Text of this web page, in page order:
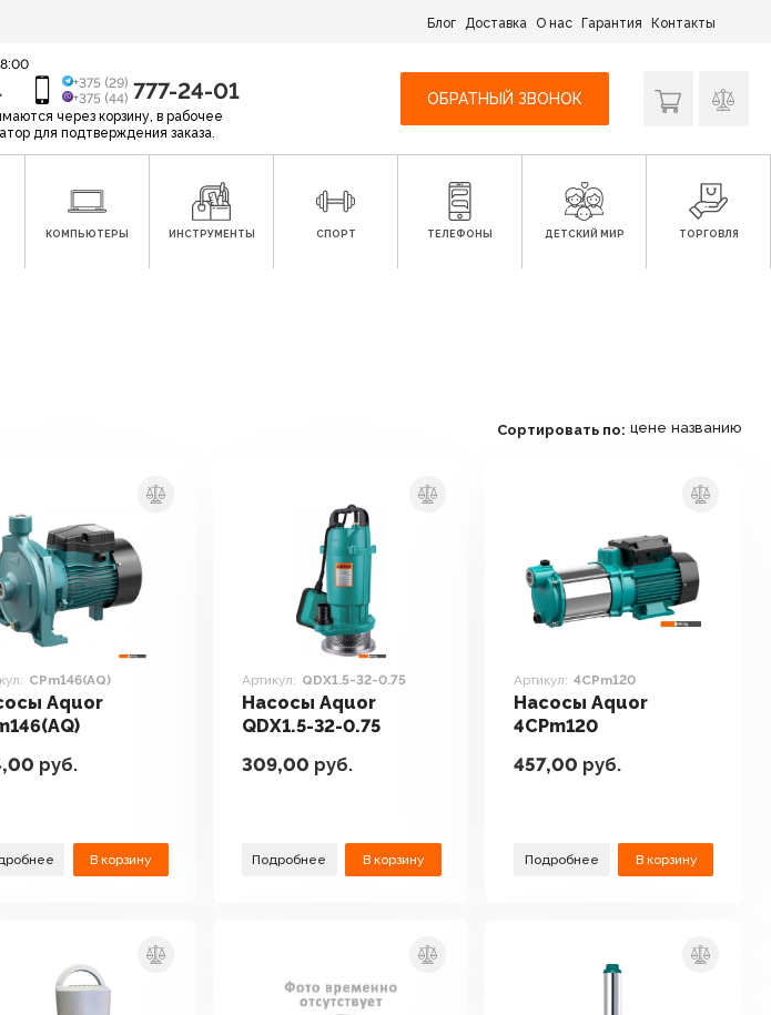
Блог Доставка О нас Гарантия Контакты
+375 (29)
+375 (44) 777-24-01
через корзину, в рабочее
для подтверждения заказа.
ОБРАТНЫЙ ЗВОНОК
КОМПЬЮТЕРЫ ИНСТРУМЕНТЫ СПОРТ ТЕЛЕФОНЫ ДЕТСКИЙ МИР ТОРГОВЛЯ
Сортировать по: цене названию
CPm146(AQ)
Aquor
руб.
В корзину
Артикул: QDX1.5-32-0.75
Насосы Aquor
QDX1.5-32-0.75
309,00 руб.
Подробнее В корзину
Артикул: 4CPm120
Насосы Aquor
4CPm120
457,00 руб.
Подробнее В корзину